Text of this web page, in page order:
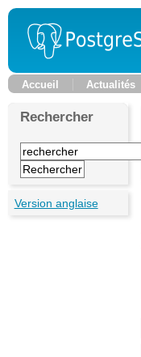
Accueil Actualités
Rechercher
Version anglaise